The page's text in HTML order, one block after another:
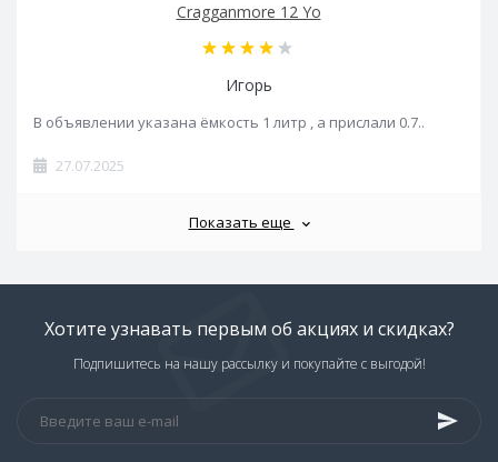
Cragganmore 12 Yo
Игорь
В объявлении указана ёмкость 1 литр , а прислали 0.7..
27.07.2025
Показать еще
Хотите узнавать первым об акциях и скидках?
Подпишитесь на нашу рассылку и покупайте с выгодой!